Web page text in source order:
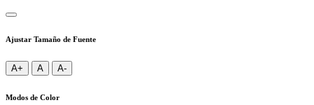
Ajustar Tamaño de Fuente
A+ A A-
Modos de Color